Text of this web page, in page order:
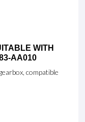
WITH
AA010
compatible